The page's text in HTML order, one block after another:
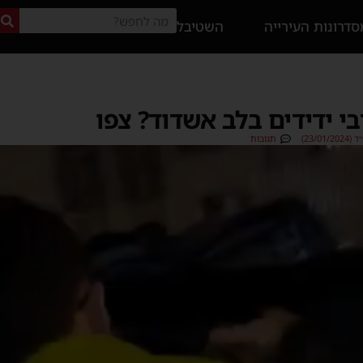
העירייה השטיבל
ידידים בלב אשדוד? צפו
תגובות